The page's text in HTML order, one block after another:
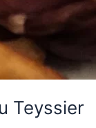
Teyssier